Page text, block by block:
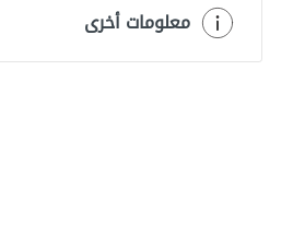
معلومات أخرى